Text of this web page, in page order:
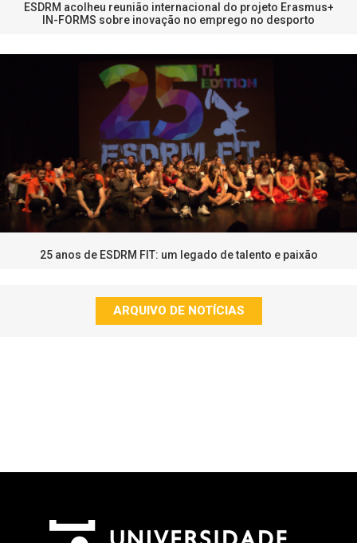
ESDRM acolheu reunião internacional do projeto Erasmus+
IN-FORMS sobre inovação no emprego no desporto
25 anos de ESDRM FIT: um legado de talento e paixão
ARQUIVO DE NOTÍCIAS